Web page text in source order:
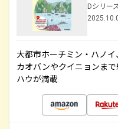
Dシリー
大都市ホーチミン・ハノ
カオバンやクイニョンま
ハウが満載